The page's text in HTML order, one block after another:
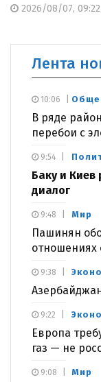
2026/08/07, 09:22
Лента
В ряде
перебои с
10:06
Баку и Киев
диалог
9:54
Мир
Пашинян
отношениях
9:48
9:38
Европа
газ — не
9:22
Мир
9:08